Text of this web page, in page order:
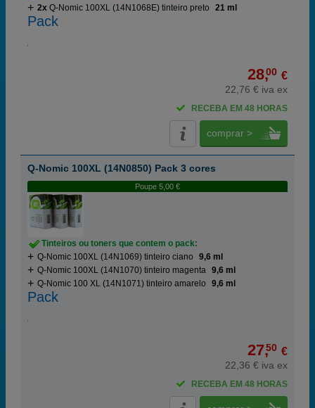
2x Q-Nomic 100XL (14N1068E) tinteiro preto 21 ml
Pack
28,00 €
22,76 € iva ex
RECEBA EM 48 HORAS
comprar >
Q-Nomic 100XL (14N0850) Pack 3 cores
Poupe 5,00 €
Tinteiros ou toners que contem o pack:
Q-Nomic 100XL (14N1069) tinteiro ciano
9,6 ml
Q-Nomic 100XL (14N1070) tinteiro magenta 9,6 ml
Q-Nomic 100 XL (14N1071) tinteiro amarelo
9,6 ml
Pack
27,50 €
22,36 € iva ex
RECEBA EM 48 HORAS